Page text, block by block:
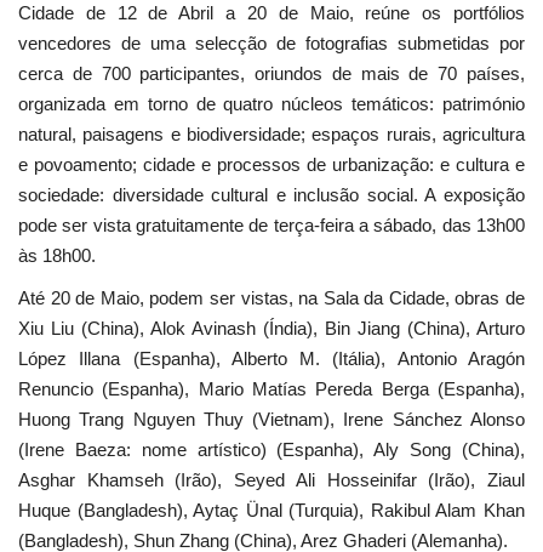
Cidade de 12 de Abril a 20 de Maio, reúne os portfólios
vencedores de uma selecção de fotografias submetidas por
cerca de 700 participantes, oriundos de mais de 70 países,
organizada em torno de quatro núcleos temáticos: património
natural, paisagens e biodiversidade; espaços rurais, agricultura
e povoamento; cidade e processos de urbanização: e cultura e
sociedade: diversidade cultural e inclusão social. A exposição
pode ser vista gratuitamente de terça-feira a sábado, das 13h00
às 18h00.
Até 20 de Maio, podem ser vistas, na Sala da Cidade, obras de
Xiu Liu (China), Alok Avinash (Índia), Bin Jiang (China), Arturo
López Illana (Espanha), Alberto M. (Itália), Antonio Aragón
Renuncio (Espanha), Mario Matías Pereda Berga (Espanha),
Huong Trang Nguyen Thuy (Vietnam), Irene Sánchez Alonso
(Irene Baeza: nome artístico) (Espanha), Aly Song (China),
Asghar Khamseh (Irão), Seyed Ali Hosseinifar (Irão), Ziaul
Huque (Bangladesh), Aytaç Ünal (Turquia), Rakibul Alam Khan
(Bangladesh), Shun Zhang (China), Arez Ghaderi (Alemanha).